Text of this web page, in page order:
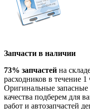
Запчасти в наличии
73% запчастей на
расходников в течение
Оригинальные запасные
качества подберем для
работ и автозапчастей